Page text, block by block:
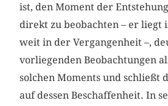
ist, den Moment der
direkt zu beobachten – er liegt
weit in der Vergangenheit –,
vorliegenden Beobachtungen
solchen Moments und schließt
auf dessen Beschaffenheit. In